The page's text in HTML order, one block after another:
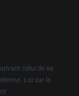
celui de sa
Loi sur la